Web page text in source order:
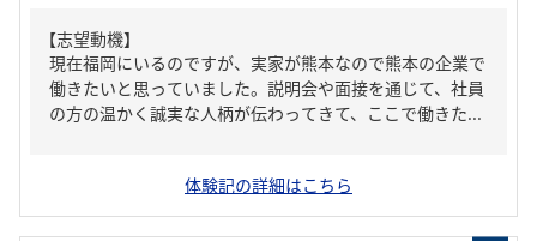
【志望動機】
現在福岡にいるのですが、実家が熊本なので熊本の企業で
働きたいと思っていました。説明会や面接を通じて、社員
の方の温かく誠実な人柄が伝わってきて、ここで働きた...
体験記の詳細はこちら